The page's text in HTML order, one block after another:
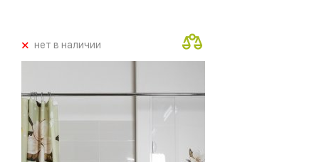
+нет в наличии